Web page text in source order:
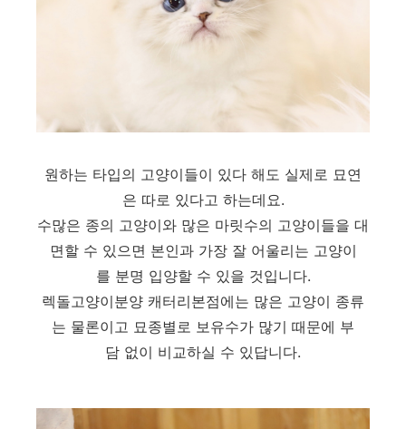
원하는 타입의 고양이들이 있다 해도 실제로 묘연
은 따로 있다고 하는데요.
수많은 종의 고양이와 많은 마릿수의 고양이들을 대
면할 수 있으면 본인과 가장 잘 어울리는 고양이
를 분명 입양할 수 있을 것입니다.
렉돌고양이분양 캐터리본점에는 많은 고양이 종류
는 물론이고 묘종별로 보유수가 많기 때문에 부
담 없이 비교하실 수 있답니다.